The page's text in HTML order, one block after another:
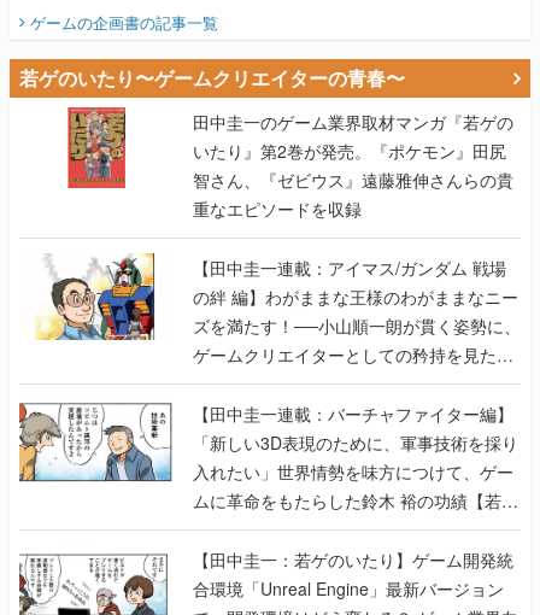
ゲームの企画書の記事一覧
若ゲのいたり〜ゲームクリエイターの青春〜
田中圭一のゲーム業界取材マンガ『若ゲの
いたり』第2巻が発売。『ポケモン』田尻
智さん、『ゼビウス』遠藤雅伸さんらの貴
重なエピソードを収録
【田中圭一連載：アイマス/ガンダム 戦場
の絆 編】わがままな王様のわがままなニー
ズを満たす！──小山順一朗が貫く姿勢に、
ゲームクリエイターとしての矜持を見た
【若ゲのいたり最終回】
【田中圭一連載：バーチャファイター編】
「新しい3D表現のために、軍事技術を採り
入れたい」世界情勢を味方につけて、ゲー
ムに革命をもたらした鈴木 裕の功績【若ゲ
のいたり】
【田中圭一：若ゲのいたり】ゲーム開発統
合環境「Unreal Engine」最新バージョン